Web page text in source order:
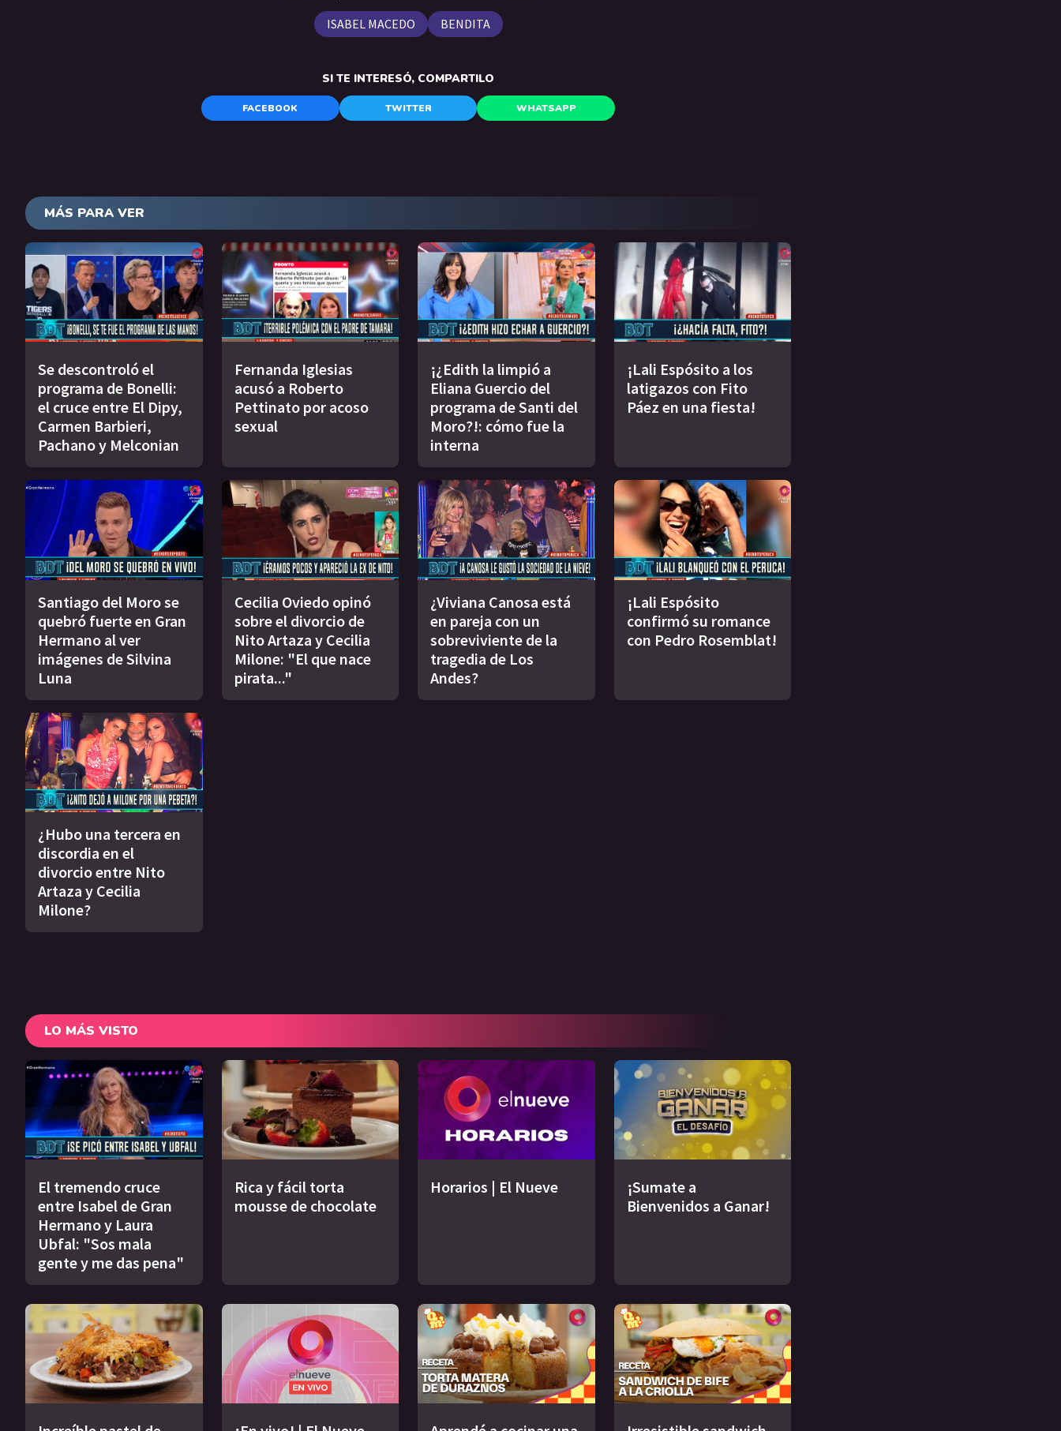
ISABEL MACEDO BENDITA
SI TE INTERESÓ, COMPARTILO
FACEBOOK TWITTER WHATSAPP
MÁS PARA VER
Se descontroló el
programa de Bonelli:
el cruce entre El Dipy,
Carmen Barbieri,
Pachano y Melconian
Fernanda Iglesias
acusó a Roberto
Pettinato por acoso
sexual
¡¿Edith la limpió a
Eliana Guercio del
programa de Santi del
Moro?!: cómo fue la
interna
¡Lali Espósito a los
latigazos con Fito
Páez en una fiesta!
Santiago del Moro se
quebró fuerte en Gran
Hermano al ver
imágenes de Silvina
Luna
Cecilia Oviedo opinó
sobre el divorcio de
Nito Artaza y Cecilia
Milone: "El que nace
pirata..."
¿Viviana Canosa está
en pareja con un
sobreviviente de la
tragedia de Los
Andes?
¡Lali Espósito
confirmó su romance
con Pedro Rosemblat!
¿Hubo una tercera en
discordia en el
divorcio entre Nito
Artaza y Cecilia
Milone?
LO MÁS VISTO
El tremendo cruce
entre Isabel de Gran
Hermano y Laura
Ubfal: "Sos mala
gente y me das pena"
Rica y fácil torta
mousse de chocolate
Horarios | El Nueve
¡Sumate a
Bienvenidos a Ganar!